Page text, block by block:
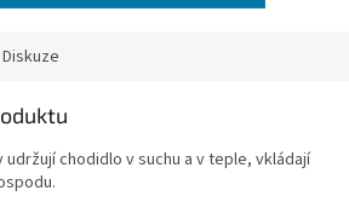
Diskuze
chodidlo v suchu a v teple, vkládají